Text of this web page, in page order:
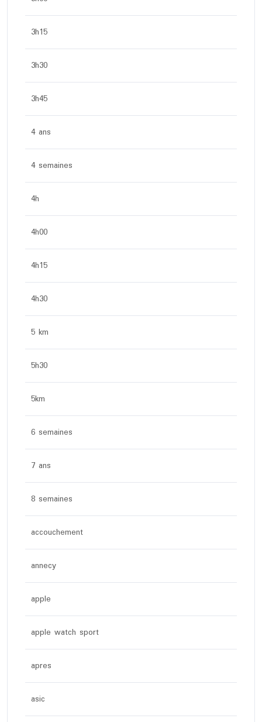
3h15
3h30
3h45
4 ans
4 semaines
4h
4h00
4h15
4h30
5 km
5h30
5km
6 semaines
7 ans
8 semaines
accouchement
annecy
apple
apple watch sport
apres
asic